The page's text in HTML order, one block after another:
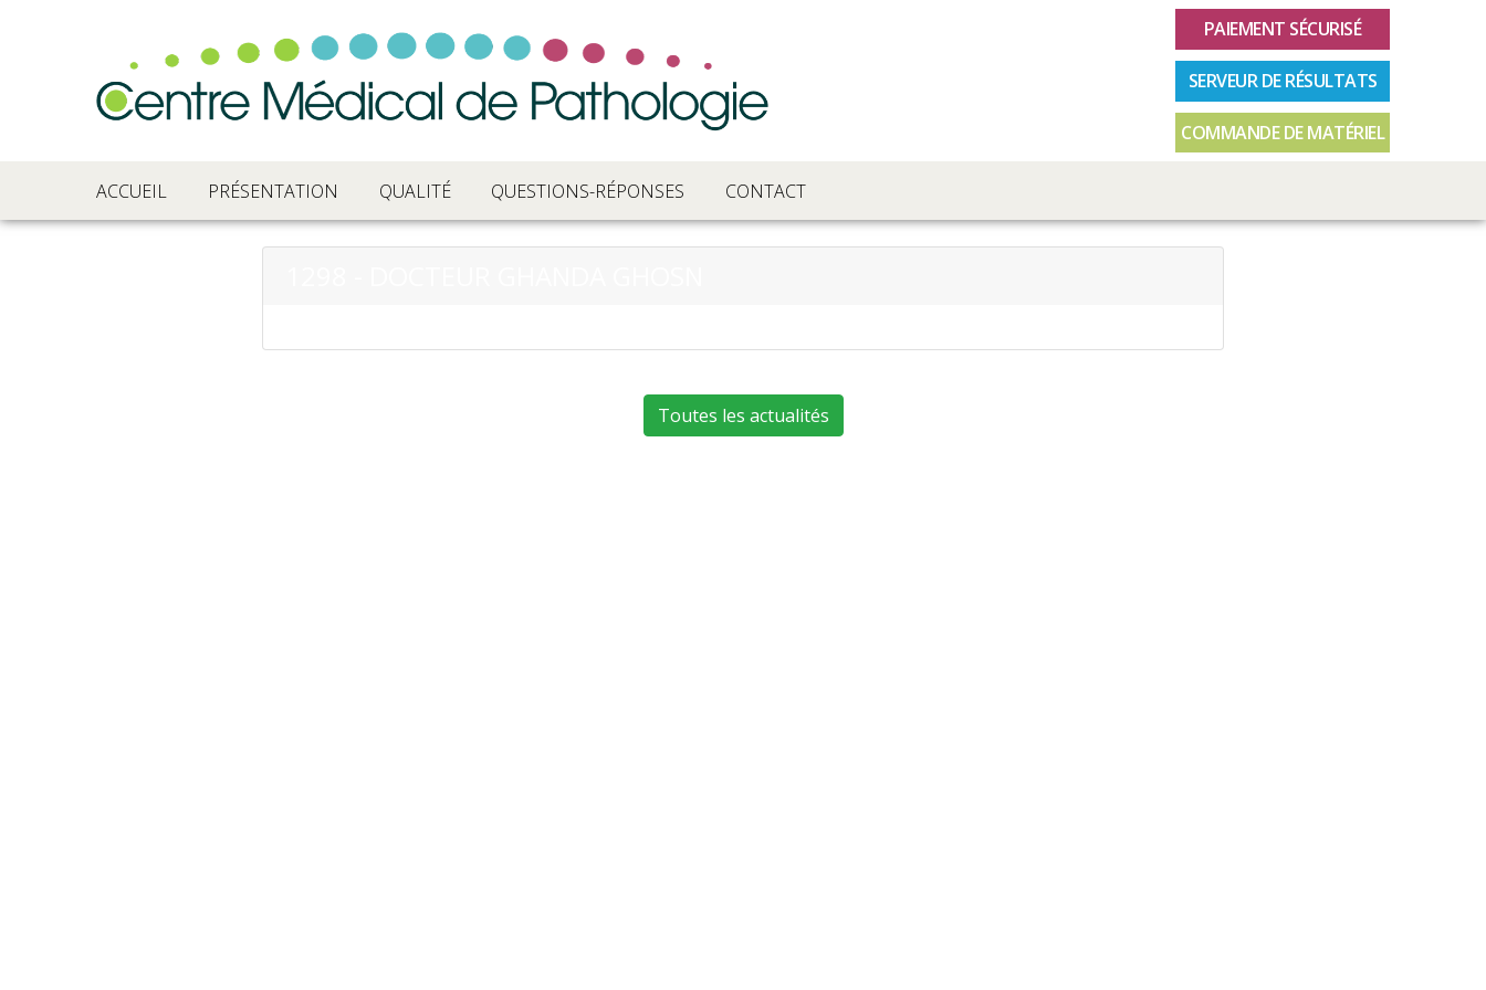
PAIEMENT SÉCURISÉ
SERVEUR DE RÉSULTATS
COMMANDE DE MATÉRIEL
ACCUEIL PRÉSENTATION QUALITÉ QUESTIONS-RÉPONSES CONTACT
Toutes les actualités